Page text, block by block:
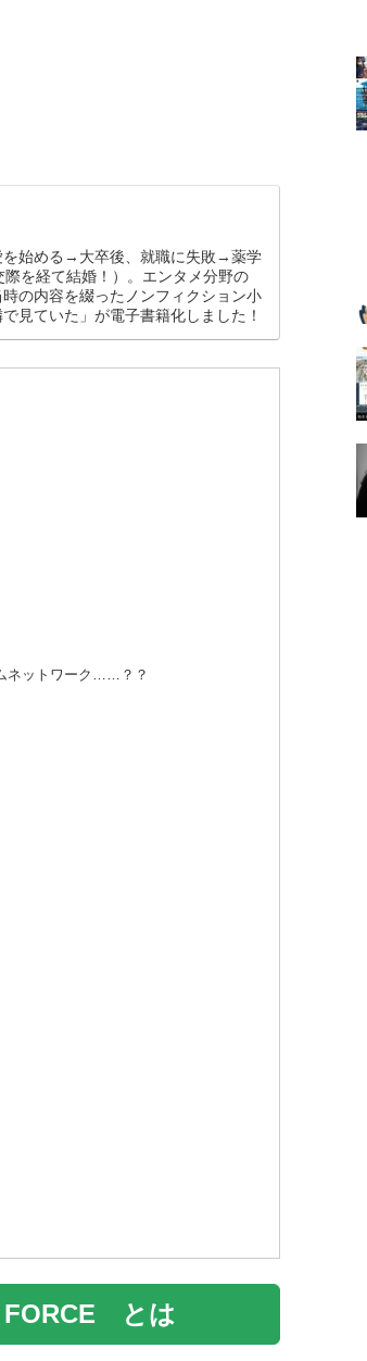
を始める→大卒後、就職に失敗→薬学
を経て結婚！）。エンタメ分野の
の内容を綴ったノンフィクション小
見ていた」が電子書籍化しました！
ネットワーク……？？
FORCE とは